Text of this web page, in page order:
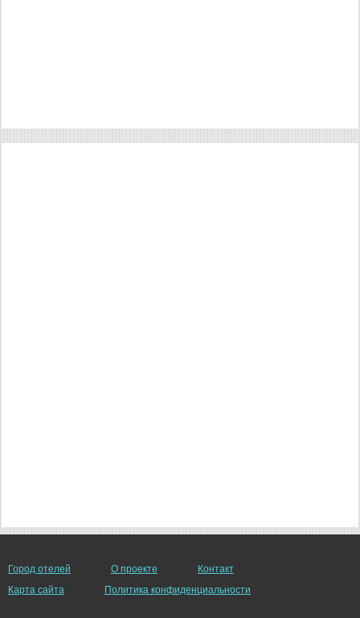
Город отелей О проекте
Контакт
Карта сайта
Политика конфиденциальности